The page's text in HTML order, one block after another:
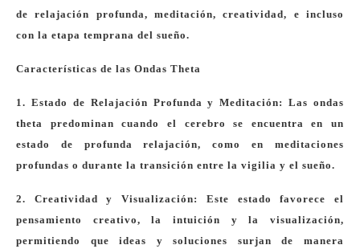
de relajación profunda, meditación, creatividad, e incluso
con la etapa temprana del sueño.
Características de las Ondas Theta
1. Estado de Relajación Profunda y Meditación: Las ondas
theta predominan cuando el cerebro se encuentra en un
estado de profunda relajación, como en meditaciones
profundas o durante la transición entre la vigilia y el sueño.
2. Creatividad y Visualización: Este estado favorece el
pensamiento creativo, la intuición y la visualización,
permitiendo que ideas y soluciones surjan de manera